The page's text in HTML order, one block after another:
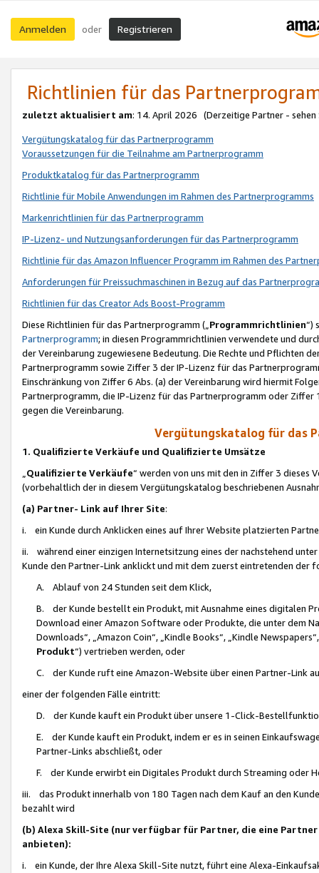
Anmelden oder Registrieren
Richtlinien für das
zuletzt aktualisiert am: 14. April 2026 (Derzeitige Partner - sehen
Vergütungskatalog für das Partnerprogramm
Voraussetzungen für die Teilnahme am Partnerprogramm
Produktkatalog für das Partnerprogramm
Richtlinie für Mobile Anwendungen im Rahmen des Partnerprogramms
Markenrichtlinien für das Partnerprogramm
IP-Lizenz- und Nutzungsanforderungen für das Partnerprogramm
Richtlinie für das Amazon Influencer Programm im Rahmen des
Anforderungen für Preissuchmaschinen in Bezug auf das
Richtlinien für das Creator Ads Boost-Programm
Diese Richtlinien für das Partnerprogramm („Programmrichtlinien“)
Partnerprogramm; in diesen Programmrichtlinien verwendete und
der Vereinbarung zugewiesene Bedeutung. Die Rechte und Pflichten
Partnerprogramm sowie Ziffer 3 der IP-Lizenz für das
Einschränkung von Ziffer 6 Abs. (a) der Vereinbarung wird hiermit
Partnerprogramm, die IP-Lizenz für das Partnerprogramm oder
gegen die Vereinbarung.
Vergütungskatalog für das
1. Qualifizierte Verkäufe und Qualifizierte Umsätze
Qualifizierte Verkäufe“ werden von uns mit den in Ziffer 3
(vorbehaltlich der in diesem Vergütungskatalog beschriebenen
(a) Partner- Link auf Ihrer Site:
i. ein Kunde durch Anklicken eines auf Ihrer Website platzierten
ii. während einer einzigen Internetsitzung eines der nachstehend
Kunde den Partner-Link anklickt und mit dem zuerst eintretenden der
A. Ablauf von 24 Stunden seit dem Klick,
B. der Kunde bestellt ein Produkt, mit Ausnahme eines digitalen
Download einer Amazon Software oder Produkte, die unter dem
Downloads“, „Amazon Coin“, „Kindle Books“, „Kindle
Produkt“) vertrieben werden, oder
C. der Kunde ruft eine Amazon-Website über einen Partner-Link
einer der folgenden Fälle eintritt:
D. der Kunde kauft ein Produkt über unsere 1-Click-
E. der Kunde kauft ein Produkt, indem er es in seinen
Partner-Links abschließt, oder
F. der Kunde erwirbt ein Digitales Produkt durch Streaming oder
iii. das Produkt innerhalb von 180 Tagen nach dem Kauf an den
bezahlt wird
(b) Alexa Skill-Site (nur verfügbar für Partner, die eine
anbieten):
i. ein Kunde, der Ihre Alexa Skill-Site nutzt, führt eine Alexa-